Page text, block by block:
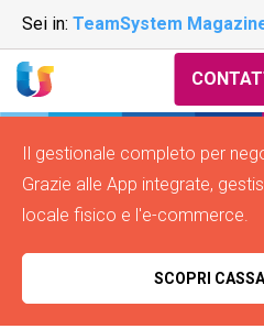
Sei in: TeamSystem
Il gestionale completo per
Grazie alle App integrate,
locale fisico e l'e-commerce.
SCOPRI